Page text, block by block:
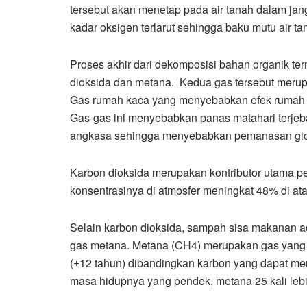
tersebut akan menetap pada air tanah dalam
kadar oksigen terlarut sehingga baku mutu air
Proses akhir dari dekomposisi bahan organik
dioksida dan metana. Kedua gas tersebut
Gas rumah kaca yang menyebabkan efek
Gas-gas ini menyebabkan panas matahari
angkasa sehingga menyebabkan pemanasan
Karbon dioksida merupakan kontributor utama
konsentrasinya di atmosfer meningkat 48% di
Selain karbon dioksida, sampah sisa makanan
gas metana. Metana (CH4) merupakan gas
(±12 tahun) dibandingkan karbon yang dapat
masa hidupnya yang pendek, metana 25 kali